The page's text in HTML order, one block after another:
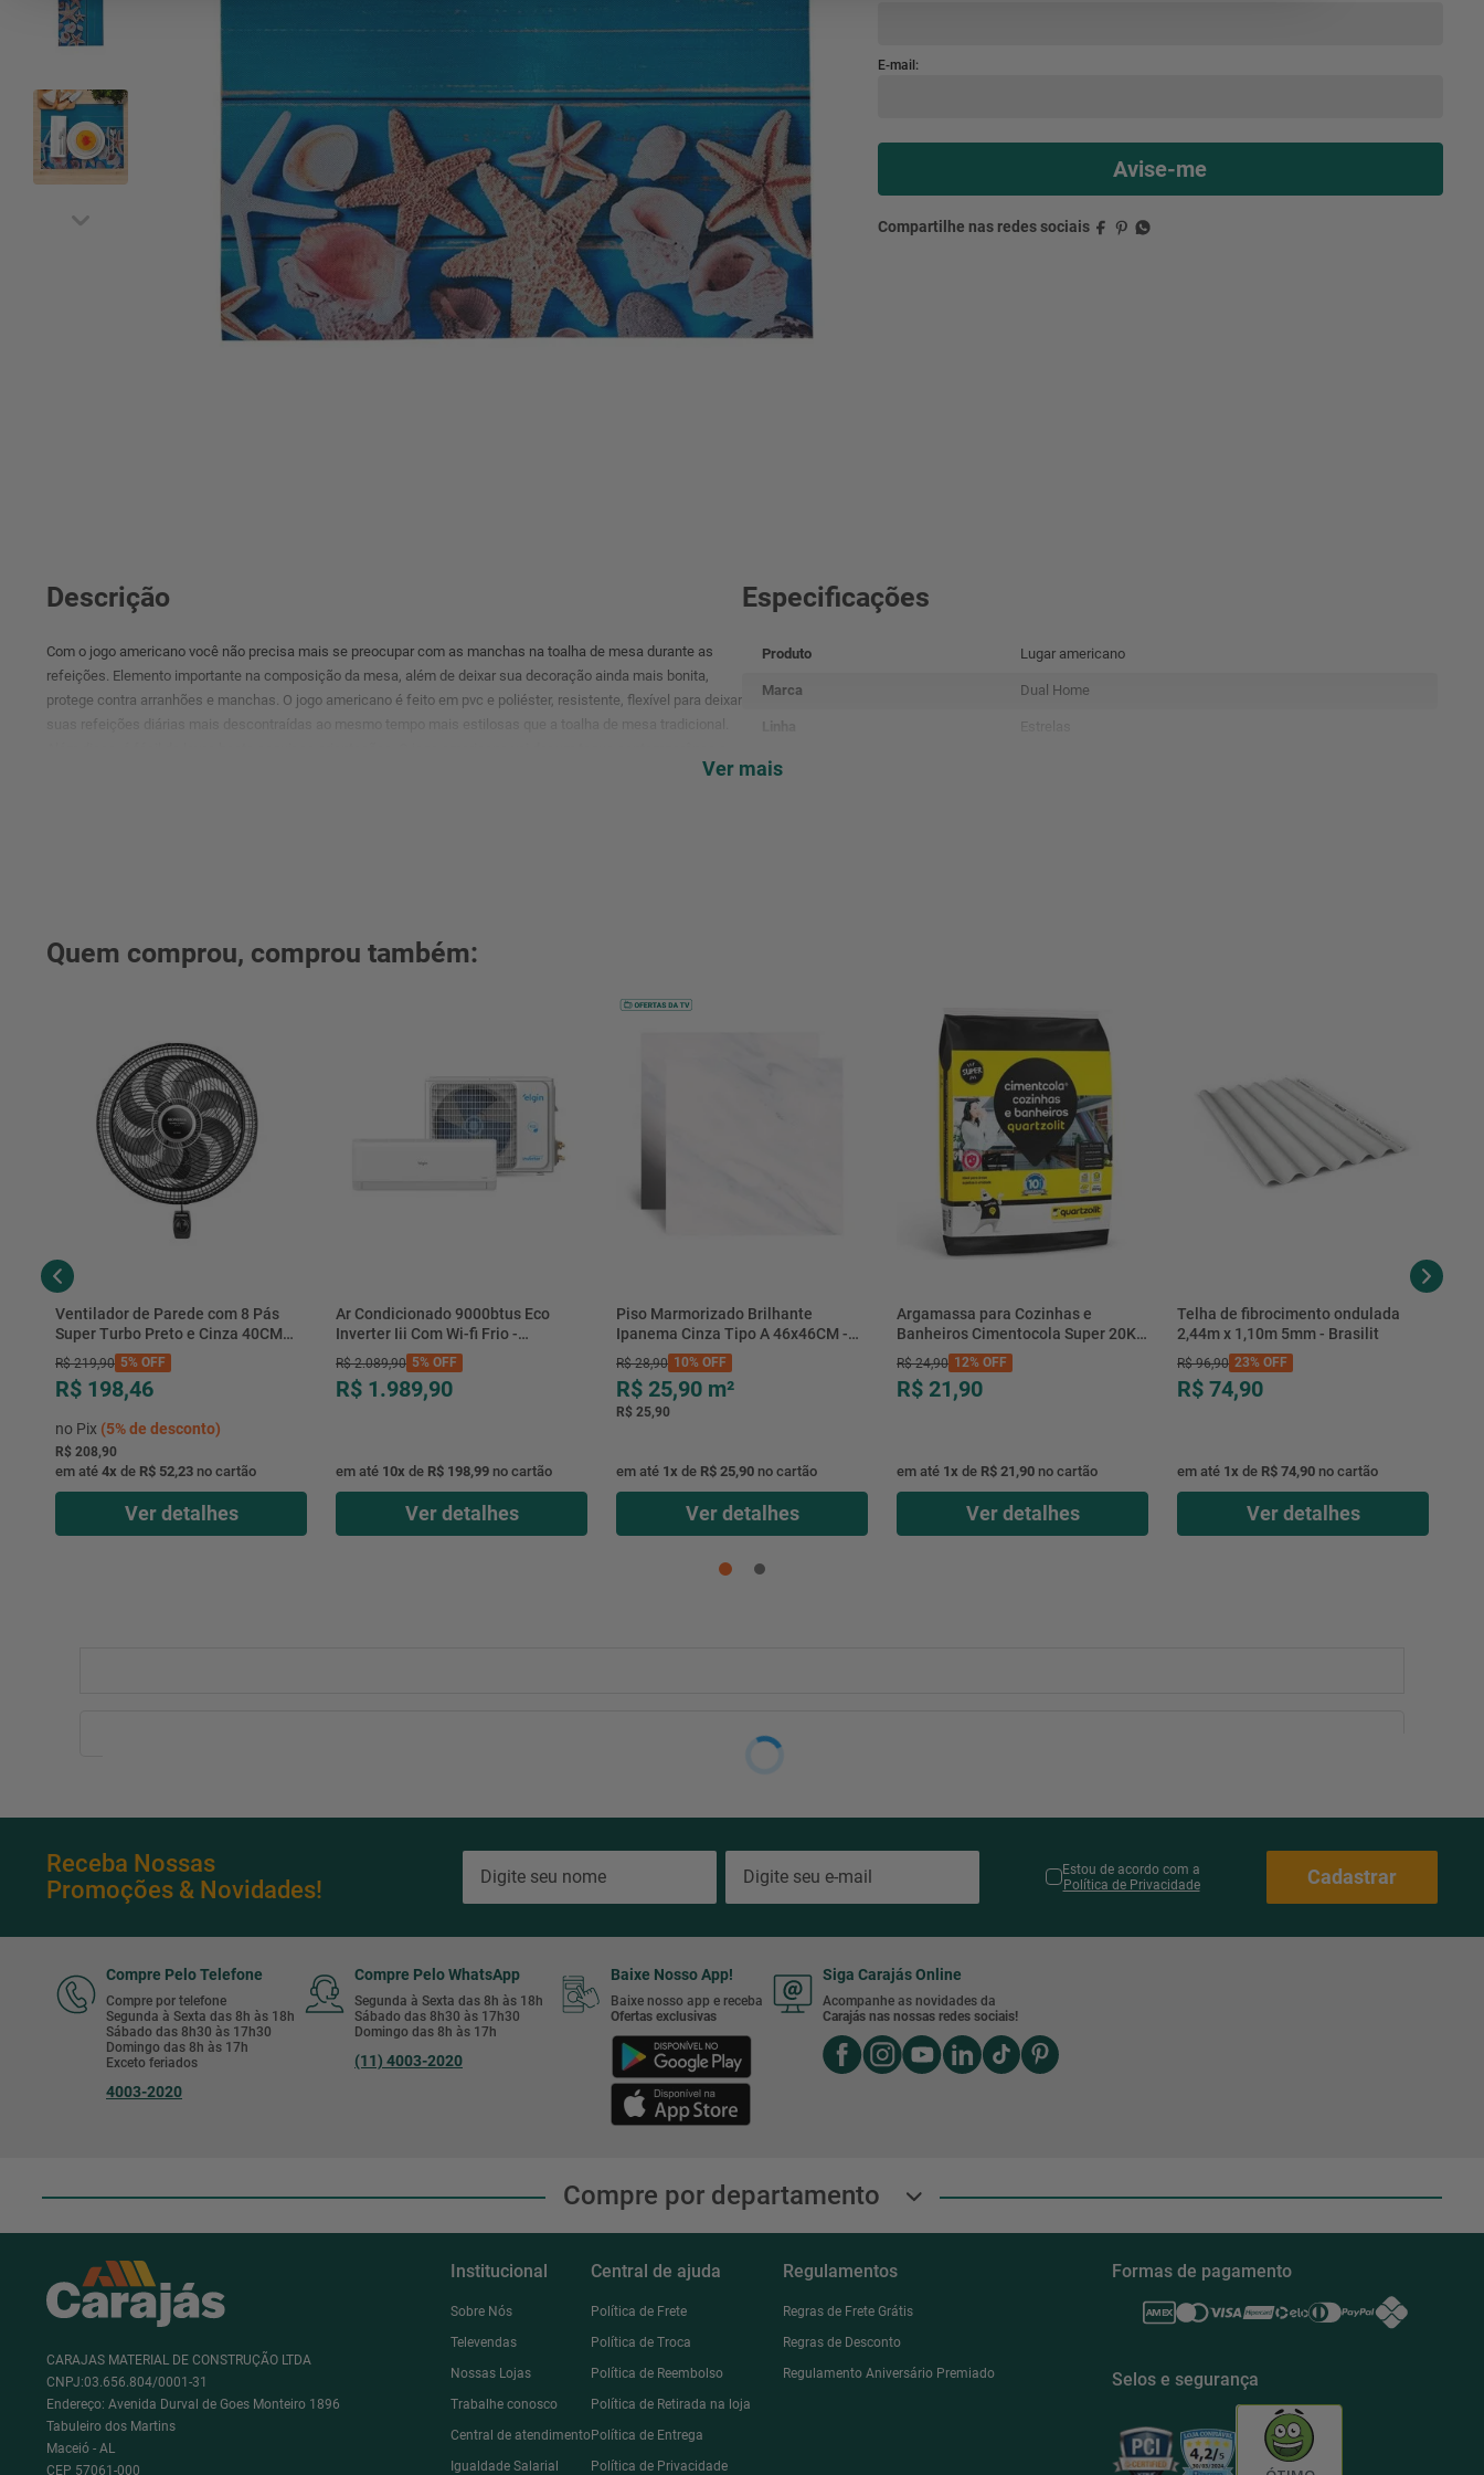
Descrição
Com o jogo americano você não precisa mais se preocupar com as manchas na toalha de mesa durante as
refeições. Elemento importante na composição da mesa, além de deixar sua decoração ainda mais bonita,
protege contra arranhões e manchas. O jogo americano é feito em pvc e poliéster, resistente, flexível para deixar
suas refeições diárias mais descontraídas ao mesmo tempo mais estilosas que a toalha de mesa tradicional.
Especificações
Produto Lugar americano
Marca Dual Home
Código de barras
Ver mais
Quem comprou, comprou também:
Ventilador de Parede com 8 Pás
Super Turbo Preto e Cinza 40CM
220V 140W - VTX-40P-8P - Mondial
R$ 219,90 5% OFF
R$ 198,46
no Pix (5%de desconto)
R$ 208,90
em até 4x de R$ 52,23 no cartão
Ver detalhes
Ar Condicionado 9000btus Eco
Inverter Iii Com Wi-fi Frio -
Hjfe09c2cg|hjfi09c2wg - Elgin
R$ 2.089,90 5% OFF
R$ 1.989,90
em até 10x de R$ 198,99 no cartão
Ver detalhes
Piso Marmorizado Brilhante
Ipanema Cinza Tipo A 46x46CM -
01.012771 - Cerbras
R$ 28,90 10% OFF
R$ 25,90 m²
R$ 25,90
em até 1x de R$ 25,90 no cartão
Ver detalhes
Argamassa para Cozinhas e
Banheiros Cimentocola Super 20KG
- 0118.00001.0020PL - Quartzolit
R$ 24,90 12% OFF
R$ 21,90
em até 1x de R$ 21,90 no cartão
Ver detalhes
Telha de fibrocimento ondulada
2,44m x 1,10m 5mm - Brasilit
R$ 96,90 23% OFF
R$ 74,90
em até 1x de R$ 74,90 no cartão
Ver detalhes
Receba Nossas
Promoções & Novidades!
Estou de acordo com a
Política de Privacidade
Cadastrar
Compre Pelo Telefone
Compre por telefone
Segunda à Sexta das 8h às 18h
Sábado das 8h30 às 17h30
Domingo das 8h às 17h
Exceto feriados
4003-2020
Compre Pelo WhatsApp
Segunda à Sexta das 8h às 18h
Sábado das 8h30 às 17h30
Domingo das 8h às 17h
(11) 4003-2020
Baixe Nosso App!
Baixe nosso app e receba
Ofertas exclusivas
Siga Carajás Online
Acompanhe as novidades da
Carajás nas nossas redes sociais!
Compre por departamento
CARAJAS MATERIAL DE CONSTRUÇÃO LTDA
CNPJ:03.656.804/0001-31
Endereço: Avenida Durval de Goes Monteiro 1896
Tabuleiro dos Martins
Maceió - AL
CEP 57061-000
Institucional
Sobre Nós
Televendas
Nossas Lojas
Trabalhe conosco
Central de atendimento
Igualdade Salarial
Central de ajuda
Política de Frete
Política de Troca
Política de Reembolso
Política de Retirada na loja
Política de Entrega
Política de Privacidade
Regulamentos
Regras de Frete Grátis
Regras de Desconto
Regulamento Aniversário Premiado
Formas de pagamento
Selos e segurança
condicionado